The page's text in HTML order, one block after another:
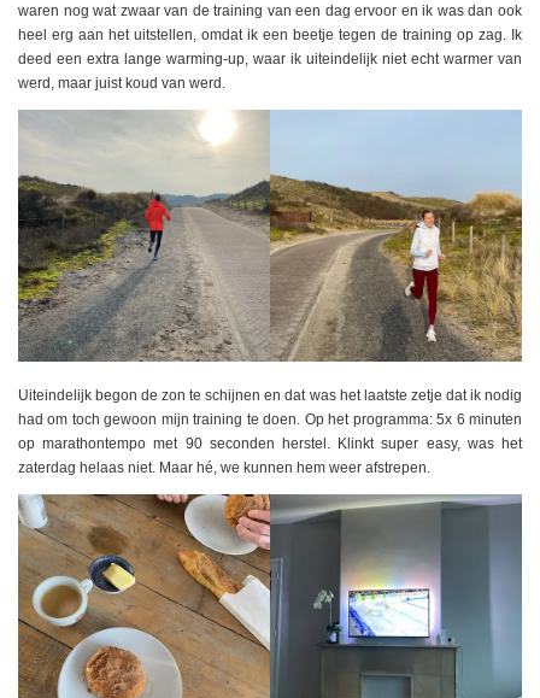
waren nog wat zwaar van de training van een dag ervoor en ik was dan ook
heel erg aan het uitstellen, omdat ik een beetje tegen de training op zag. Ik
deed een extra lange warming-up, waar ik uiteindelijk niet echt warmer van
werd, maar juist koud van werd.
Uiteindelijk begon de zon te schijnen en dat was het laatste zetje dat ik nodig
had om toch gewoon mijn training te doen. Op het programma: 5x 6 minuten
op marathontempo met 90 seconden herstel. Klinkt super easy, was het
zaterdag helaas niet. Maar hé, we kunnen hem weer afstrepen.